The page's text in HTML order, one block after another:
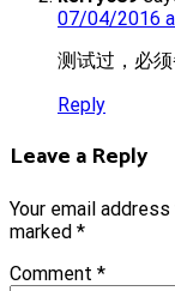
07/04/2016
测试过，必
Reply
Leave a Reply
Your email
marked *
Comment *